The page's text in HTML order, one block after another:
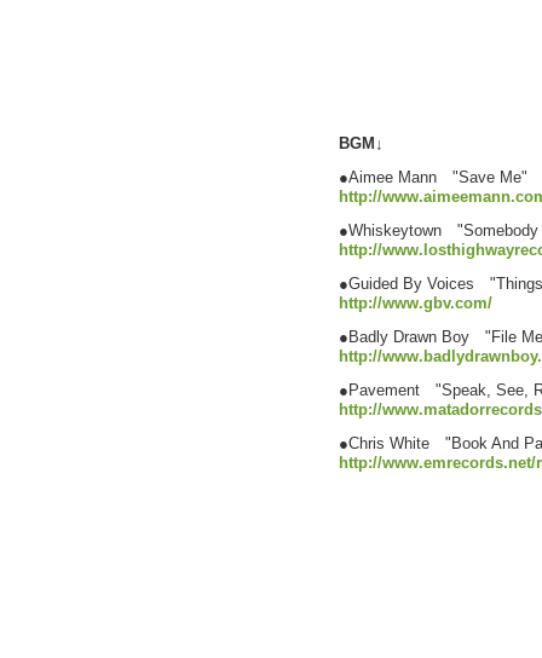
BGM↓
●Aimee Mann "Save Me"
http://
●Whiskeytown "Somebody
http://
●Guided By Voices
http://www.gbv.com/
●Badly Drawn Boy "File
http://
●Pavement "Speak, See,
http://
●Chris White "Book And
http://www.emrecords.net/